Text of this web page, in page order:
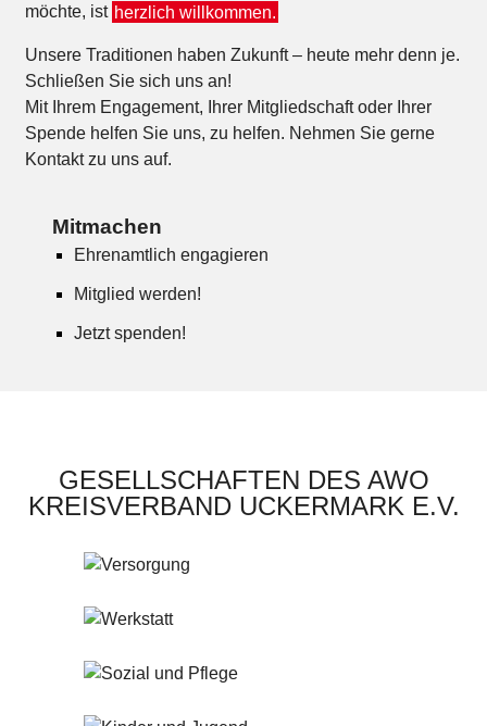
möchte, ist herzlich willkommen.
Unsere Traditionen haben Zukunft – heute mehr denn je.
Schließen Sie sich uns an!
Mit Ihrem Engagement, Ihrer Mitgliedschaft oder Ihrer
Spende helfen Sie uns, zu helfen. Nehmen Sie gerne
Kontakt zu uns auf.
Mitmachen
Ehrenamtlich engagieren
Mitglied werden!
Jetzt spenden!
GESELLSCHAFTEN DES AWO
KREISVERBAND UCKERMARK E.V.